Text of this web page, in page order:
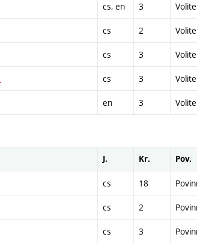
cs, en 3
cs 2
cs 3
cs 3
en 3
J. Kr. Pov.
cs 18
cs 2
cs 3